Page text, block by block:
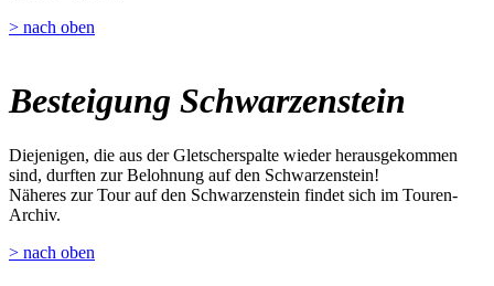
> nach oben
Besteigung Schwarzenstein
Diejenigen, die aus der Gletscherspalte wieder herausgekommen
sind, durften zur Belohnung auf den Schwarzenstein!
Näheres zur Tour auf den Schwarzenstein findet sich im Touren-
Archiv.
> nach oben